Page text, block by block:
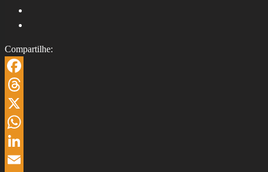
Compartilhe:
Facebook
Threads
X
WhatsApp
LinkedIn